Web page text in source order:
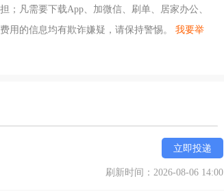
凡需要下载App、加微信、刷单、居家办公、
用的信息均有欺诈嫌疑，请保持警惕。 我要举
立即投递
刷新时间：2026-08-06 14:00